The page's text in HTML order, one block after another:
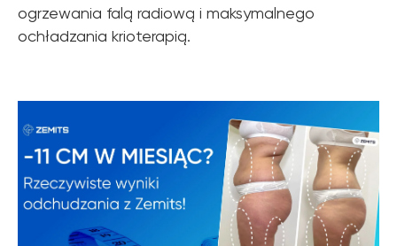
ogrzewania falą radiową i maksymalnego
ochładzania krioterapią.